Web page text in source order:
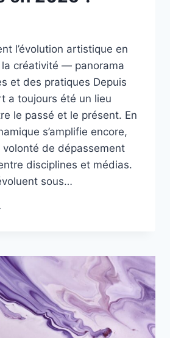
l’évolution artistique en
créativité — panorama
et des pratiques Depuis
a toujours été un lieu
le passé et le présent. En
s’amplifie encore,
volonté de dépassement
disciplines et médias.
sous…